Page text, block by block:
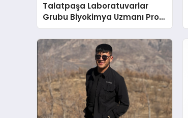
Talatpaşa Laboratuvarlar
Grubu Biyokimya Uzmanı Prof.
Dr. Ahmet Var